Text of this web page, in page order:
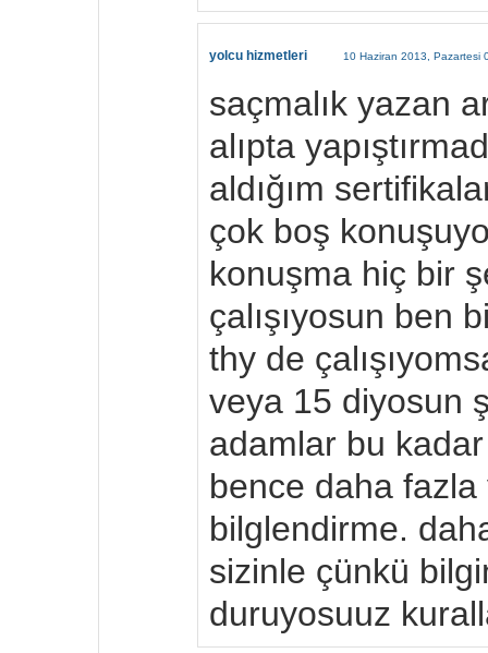
yolcu hizmetleri 10 Haziran 2013, Pazartesi
saçmalık yazan
alıpta
aldığım
çok boş
konuşma hiç bir
çalışıyosun ben
thy de
veya 15 diyosun
adamlar bu
bence daha fazla
bilglendirme.
sizinle çünkü
duruyosuuz